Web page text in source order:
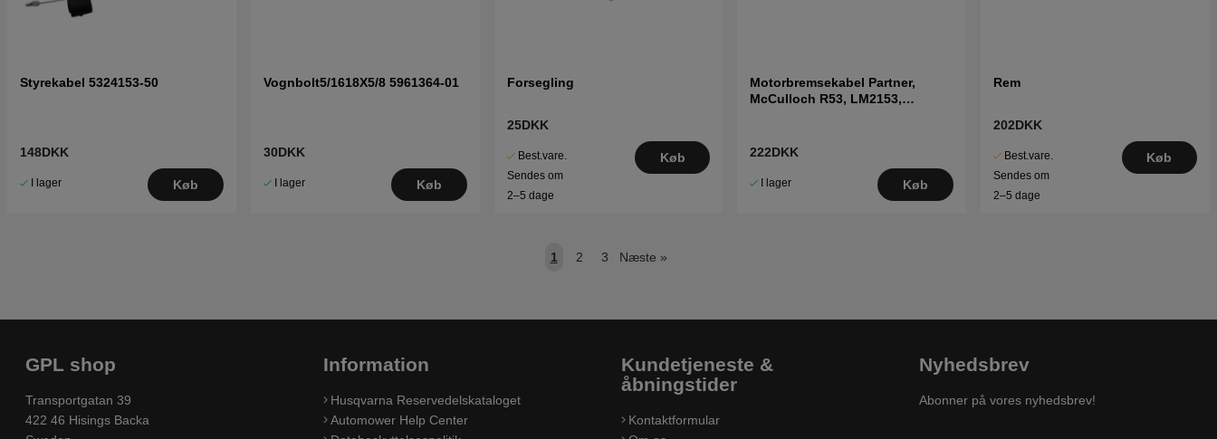
Styrekabel 5324153-50
148DKK
I lager Køb
Vognbolt5/1618X5/8 5961364-01
30DKK
I lager Køb
Forsegling
25DKK
Best.vare.
Sendes om
2–5 dage
Køb
Motorbremsekabel Partner,
McCulloch R53, LM2153,
222DKK
I lager Køb
Rem
202DKK
Best.vare.
Sendes om
2–5 dage
Køb
1 2 3 Næste »
GPL shop
Transportgatan 39
422 46 Hisings Backa
Information
Husqvarna Reservedelskataloget
Automower Help Center
Kundetjeneste &
åbningstider
Kontaktformular
Nyhedsbrev
Abonner på vores nyhedsbrev!